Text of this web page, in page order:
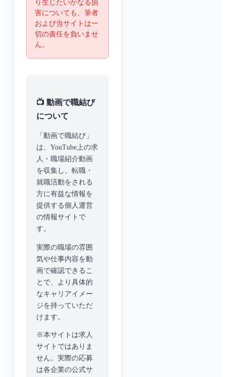
り生じたいかなる損
害についても、筆者
および当サイトは一
切の責任を負いませ
ん。
📺 動画で職結び
について
「動画で職結び」
は、YouTube上の求
人・職場紹介動画
を収集し、転職・
就職活動をされる
方に有益な情報を
提供する個人運営
の情報サイトで
す。
実際の職場の雰囲
気や仕事内容を動
画で確認できるこ
とで、より具体的
なキャリアイメー
ジを持っていただ
けます。
※本サイトは求人
サイトではありま
せん。実際の応募
は各企業の公式サ